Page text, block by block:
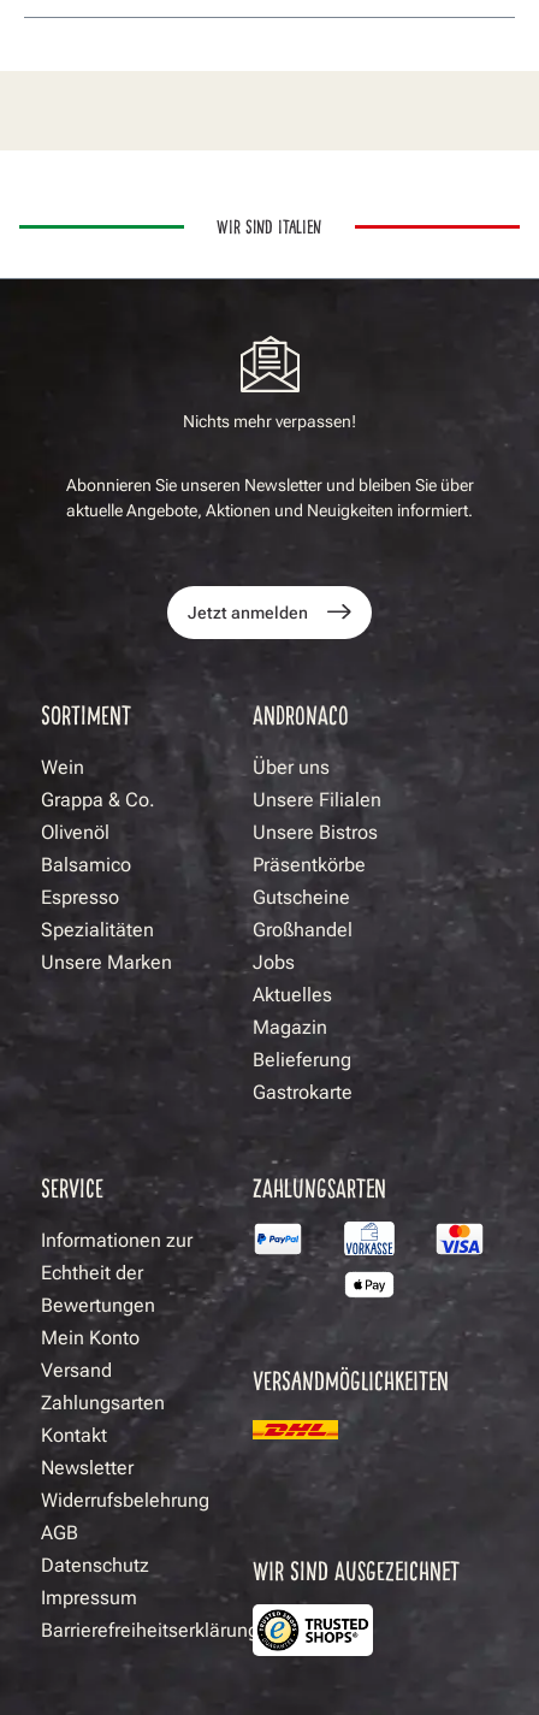
WIR SIND ITALIEN
Nichts mehr verpassen!
Abonnieren Sie unseren Newsletter und bleiben Sie über
aktuelle Angebote, Aktionen und Neuigkeiten informiert.
Jetzt anmelden
SORTIMENT
Wein
Grappa & Co.
Olivenöl
Balsamico
Espresso
Spezialitäten
Unsere Marken
ANDRONACO
Über uns
Unsere Filialen
Unsere Bistros
Präsentkörbe
Gutscheine
Großhandel
Jobs
Aktuelles
Magazin
Belieferung
Gastrokarte
SERVICE
Informationen zur
Echtheit der
Bewertungen
Mein Konto
Versand
Zahlungsarten
Kontakt
Newsletter
Widerrufsbelehrung
AGB
Datenschutz
Impressum
Barrierefreiheitserklärung
ZAHLUNGSARTEN
VERSANDMÖGLICHKEITEN
WIR SIND AUSGEZEICHNET